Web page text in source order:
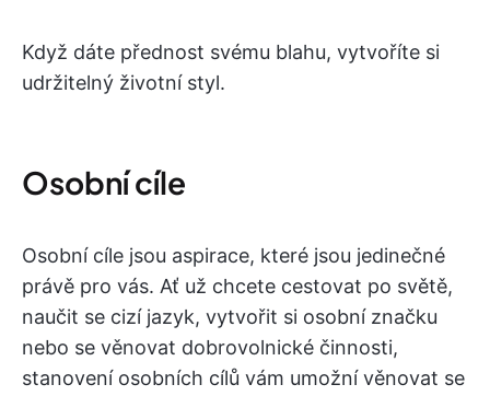
Když dáte přednost svému blahu, vytvoříte si
udržitelný životní styl.
Osobní cíle
Osobní cíle jsou aspirace, které jsou jedinečné
právě pro vás. Ať už chcete cestovat po světě,
naučit se cizí jazyk, vytvořit si osobní značku
nebo se věnovat dobrovolnické činnosti,
stanovení osobních cílů vám umožní věnovat se